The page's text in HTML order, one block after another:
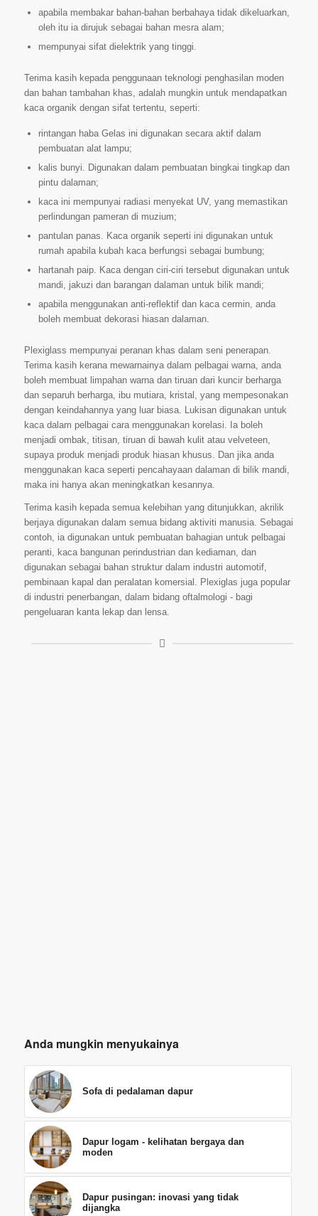
apabila membakar bahan-bahan berbahaya tidak dikeluarkan,
oleh itu ia dirujuk sebagai bahan mesra alam;
mempunyai sifat dielektrik yang tinggi.
Terima kasih kepada penggunaan teknologi penghasilan moden
dan bahan tambahan khas, adalah mungkin untuk mendapatkan
kaca organik dengan sifat tertentu, seperti:
rintangan haba Gelas ini digunakan secara aktif dalam
pembuatan alat lampu;
kalis bunyi. Digunakan dalam pembuatan bingkai tingkap dan
pintu dalaman;
kaca ini mempunyai radiasi menyekat UV, yang memastikan
perlindungan pameran di muzium;
pantulan panas. Kaca organik seperti ini digunakan untuk
rumah apabila kubah kaca berfungsi sebagai bumbung;
hartanah paip. Kaca dengan ciri-ciri tersebut digunakan untuk
mandi, jakuzi dan barangan dalaman untuk bilik mandi;
apabila menggunakan anti-reflektif dan kaca cermin, anda
boleh membuat dekorasi hiasan dalaman.
Plexiglass mempunyai peranan khas dalam seni penerapan.
Terima kasih kerana mewarnainya dalam pelbagai warna, anda
boleh membuat limpahan warna dan tiruan dari kuncir berharga
dan separuh berharga, ibu mutiara, kristal, yang mempesonakan
dengan keindahannya yang luar biasa. Lukisan digunakan untuk
kaca dalam pelbagai cara menggunakan korelasi. Ia boleh
menjadi ombak, titisan, tiruan di bawah kulit atau velveteen,
supaya produk menjadi produk hiasan khusus. Dan jika anda
menggunakan kaca seperti pencahayaan dalaman di bilik mandi,
maka ini hanya akan meningkatkan kesannya.
Terima kasih kepada semua kelebihan yang ditunjukkan, akrilik
berjaya digunakan dalam semua bidang aktiviti manusia. Sebagai
contoh, ia digunakan untuk pembuatan bahagian untuk pelbagai
peranti, kaca bangunan perindustrian dan kediaman, dan
digunakan sebagai bahan struktur dalam industri automotif,
pembinaan kapal dan peralatan komersial. Plexiglas juga popular
di industri penerbangan, dalam bidang oftalmologi - bagi
pengeluaran kanta lekap dan lensa.
Anda mungkin menyukainya
Sofa di pedalaman dapur
Dapur logam - kelihatan bergaya dan
moden
Dapur pusingan: inovasi yang tidak
dijangka